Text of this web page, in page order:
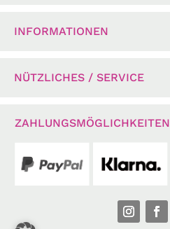
INFORMATIONEN
NÜTZLICHES / SERVICE
ZAHLUNGSMÖGLICHKEITEN